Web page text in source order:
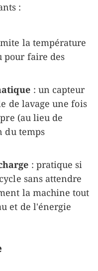
:
la température
pour faire des
: un capteur
de lavage une fois
(au lieu de
du temps
: pratique si
sans attendre
la machine tout
et de l'énergie